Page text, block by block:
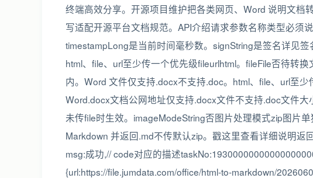
终端高效分享。开源项目维护把各类网页、Word 说明文档
写适配开源平台文档规范。API介绍请求参数名称类型必须
timestampLong是当前时间毫秒数。signString是签名详见签
html、file、url至少传一个优先级fileurlhtml。fileFile否待转
内。Word 文件仅支持.docx不支持.doc。html、file、url至
Word.docx文档公网地址仅支持.docx文件不支持.doc文件
未传file时生效。imageModeString否图片处理模式zip图片
Markdown 并返回.md不传默认zip。戳这里查看详细说明返
msg:成功,// code对应的描述
{url:https://file.jumdata.com/office/html-to-markdown/